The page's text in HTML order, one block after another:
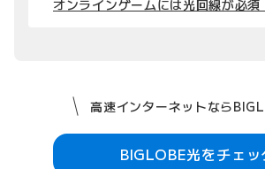
オンラインゲームには光回線が必須
高速インターネットなら
BIGLOBE光をチェッ